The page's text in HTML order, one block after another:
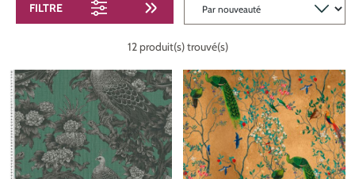
FILTRE
12 produit(s) trouvé(s)